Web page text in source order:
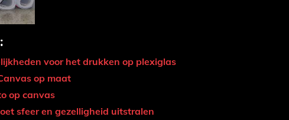
voor het drukken op plexiglas
op maat
op canvas
sfeer en gezelligheid uitstralen